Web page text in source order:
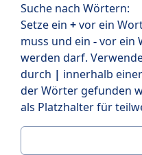
Suche nach Wörtern:
Setze ein +vor ein
muss und ein -vor ein
werden darf.
durch | innerhalb
der Wörter gefunden
als Platzhalter für